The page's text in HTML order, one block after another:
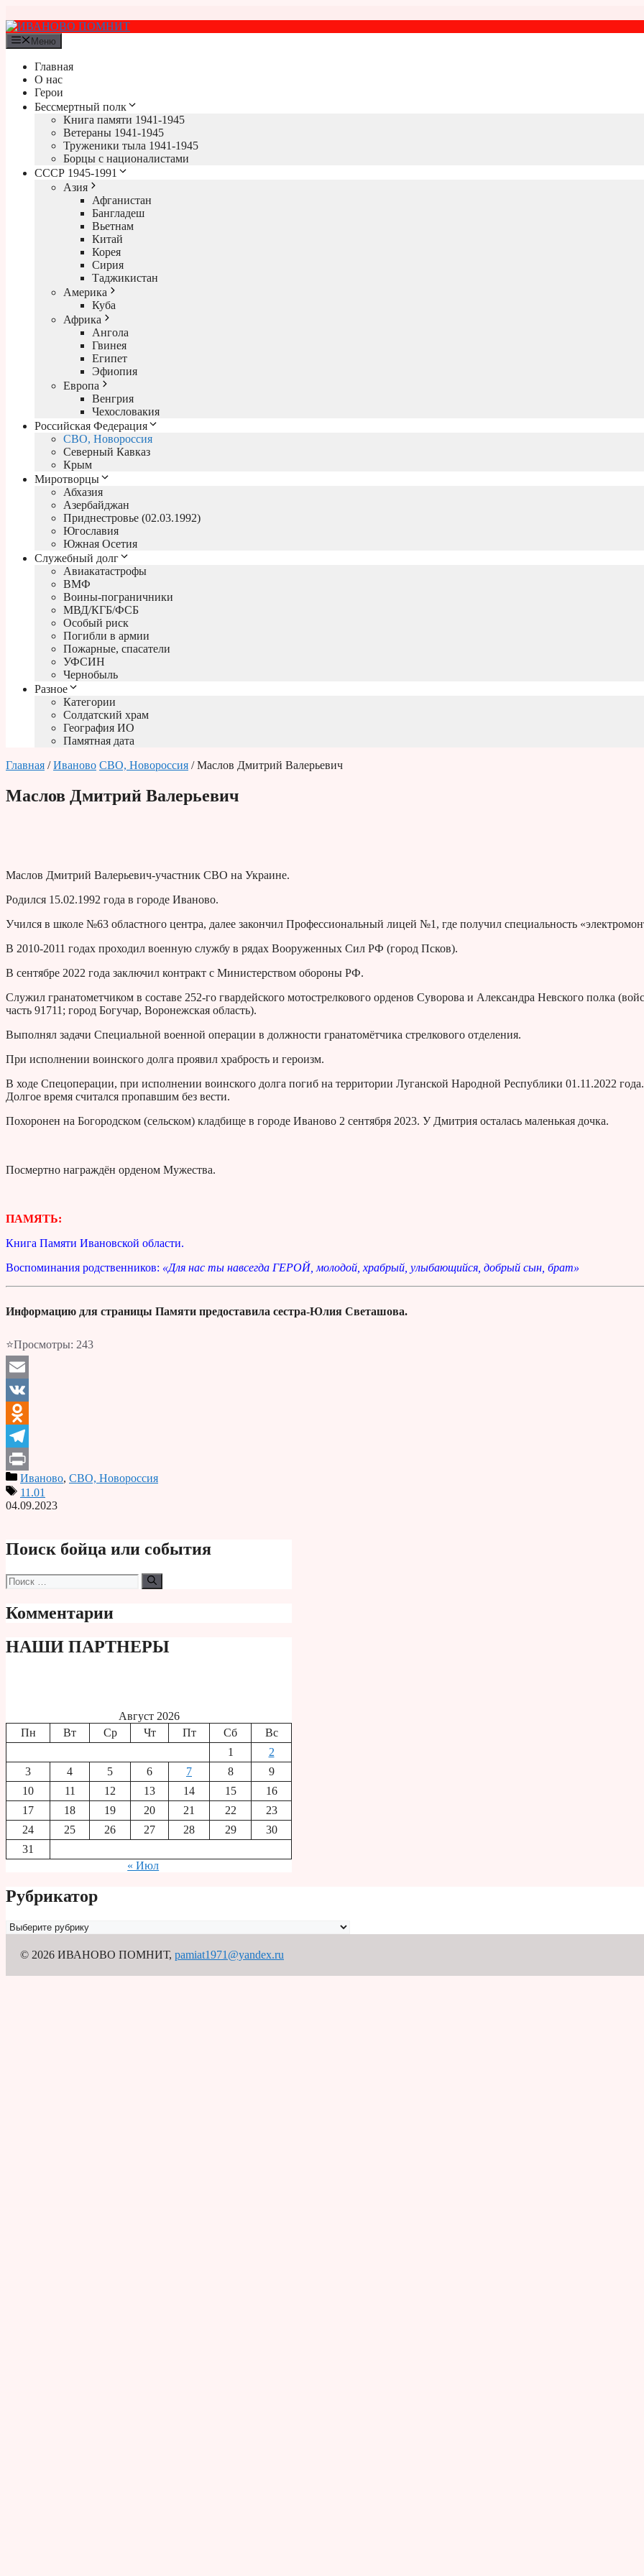
к
содержимому
Меню
Главная
О нас
Герои
Бессмертный полк
Книга памяти 1941-1945
Ветераны 1941-1945
Труженики тыла 1941-1945
Борцы с националистами
СССР 1945-1991
Азия
Афганистан
Бангладеш
Вьетнам
Китай
Корея
Сирия
Таджикистан
Америка
Куба
Африка
Ангола
Гвинея
Египет
Эфиопия
Европа
Венгрия
Чехословакия
Российская Федерация
СВО, Новороссия
Северный Кавказ
Крым
Миротворцы
Абхазия
Азербайджан
Приднестровье (02.03.1992)
Югославия
Южная Осетия
Служебный долг
Авиакатастрофы
ВМФ
Воины-пограничники
МВД/КГБ/ФСБ
Особый риск
Погибли в армии
Пожарные, спасатели
УФСИН
Чернобыль
Разное
Категории
Солдатский храм
География ИО
Памятная дата
Главная /Иваново СВО, Новороссия / Маслов Дмитрий Валерьевич
Маслов Дмитрий Валерьевич
Маслов Дмитрий Валерьевич-участник СВО на Украине.
Родился 15.02.1992 года в городе Иваново.
Учился в школе №63 областного центра, далее закончил Профессиональный лицей №1, где получил специальность
В 2010-2011 годах проходил военную службу в рядах Вооруженных Сил РФ (город Псков).
В сентябре 2022 года заключил контракт с Министерством обороны РФ.
Служил гранатометчиком в составе 252-го гвардейского мотострелкового орденов Суворова и Александра Невского полка
часть 91711; город Богучар, Воронежская область).
Выполнял задачи Специальной военной операции в должности гранатомётчика стрелкового отделения.
При исполнении воинского долга проявил храбрость и героизм.
В ходе Спецоперации, при исполнении воинского долга погиб на территории Луганской Народной Республики 01.11.2022 года.
Долгое время считался пропавшим без вести.
Похоронен на Богородском (сельском) кладбище в городе Иваново 2 сентября 2023. У Дмитрия осталась маленькая дочка.
Посмертно награждён орденом Мужества.
ПАМЯТЬ:
Книга Памяти Ивановской области.
Воспоминания родственников: «Для нас ты навсегда ГЕРОЙ, молодой, храбрый, улыбающийся, добрый сын, брат»
Информацию для страницы Памяти предоставила сестра-Юлия Светашова.
⭐Просмотры: 243
Email
VK
Odnoklassniki
Telegram
PrintИваново, СВО, Новороссия
11.01
04.09.2023
Поиск бойца или события
Поиск:
Комментарии
НАШИ ПАРТНЕРЫ
Август 2026
Пн
Вт Ср Чт Пт Сб
Вс
1
2
3
4 5 6 7 8
9
10
11 12 13 14 15
16
17
18 19 20 21 22
23
24
25 26 27 28 29
30
31
« Июл
Рубрикатор
Рубрикатор
© 2026 ИВАНОВО ПОМНИТ, pamiat1971@yandex.ru